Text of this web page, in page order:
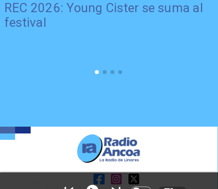
REC 2026: Young Cister se suma al
festival